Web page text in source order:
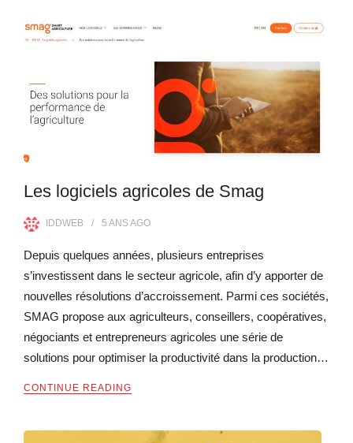
Les logiciels agricoles de Smag
IDDWEB 5 ANSAGO
Depuis quelques années, plusieurs entreprises
s’investissent dans le secteur agricole, afin d’y apporter de
nouvelles résolutions d’accroissement. Parmi ces sociétés,
SMAG propose aux agriculteurs, conseillers, coopératives,
négociants et entrepreneurs agricoles une série de
solutions pour optimiser la productivité dans la production…
CONTINUE READING